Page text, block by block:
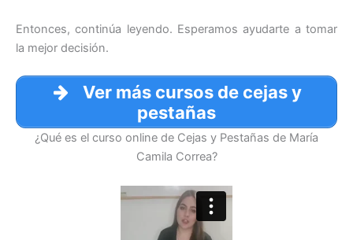
Entonces, continúa leyendo. Esperamos ayudarte a tomar
la mejor decisión.
Ver más cursos de cejas y
pestañas
¿Qué es el curso online de Cejas y Pestañas de María
Camila Correa?